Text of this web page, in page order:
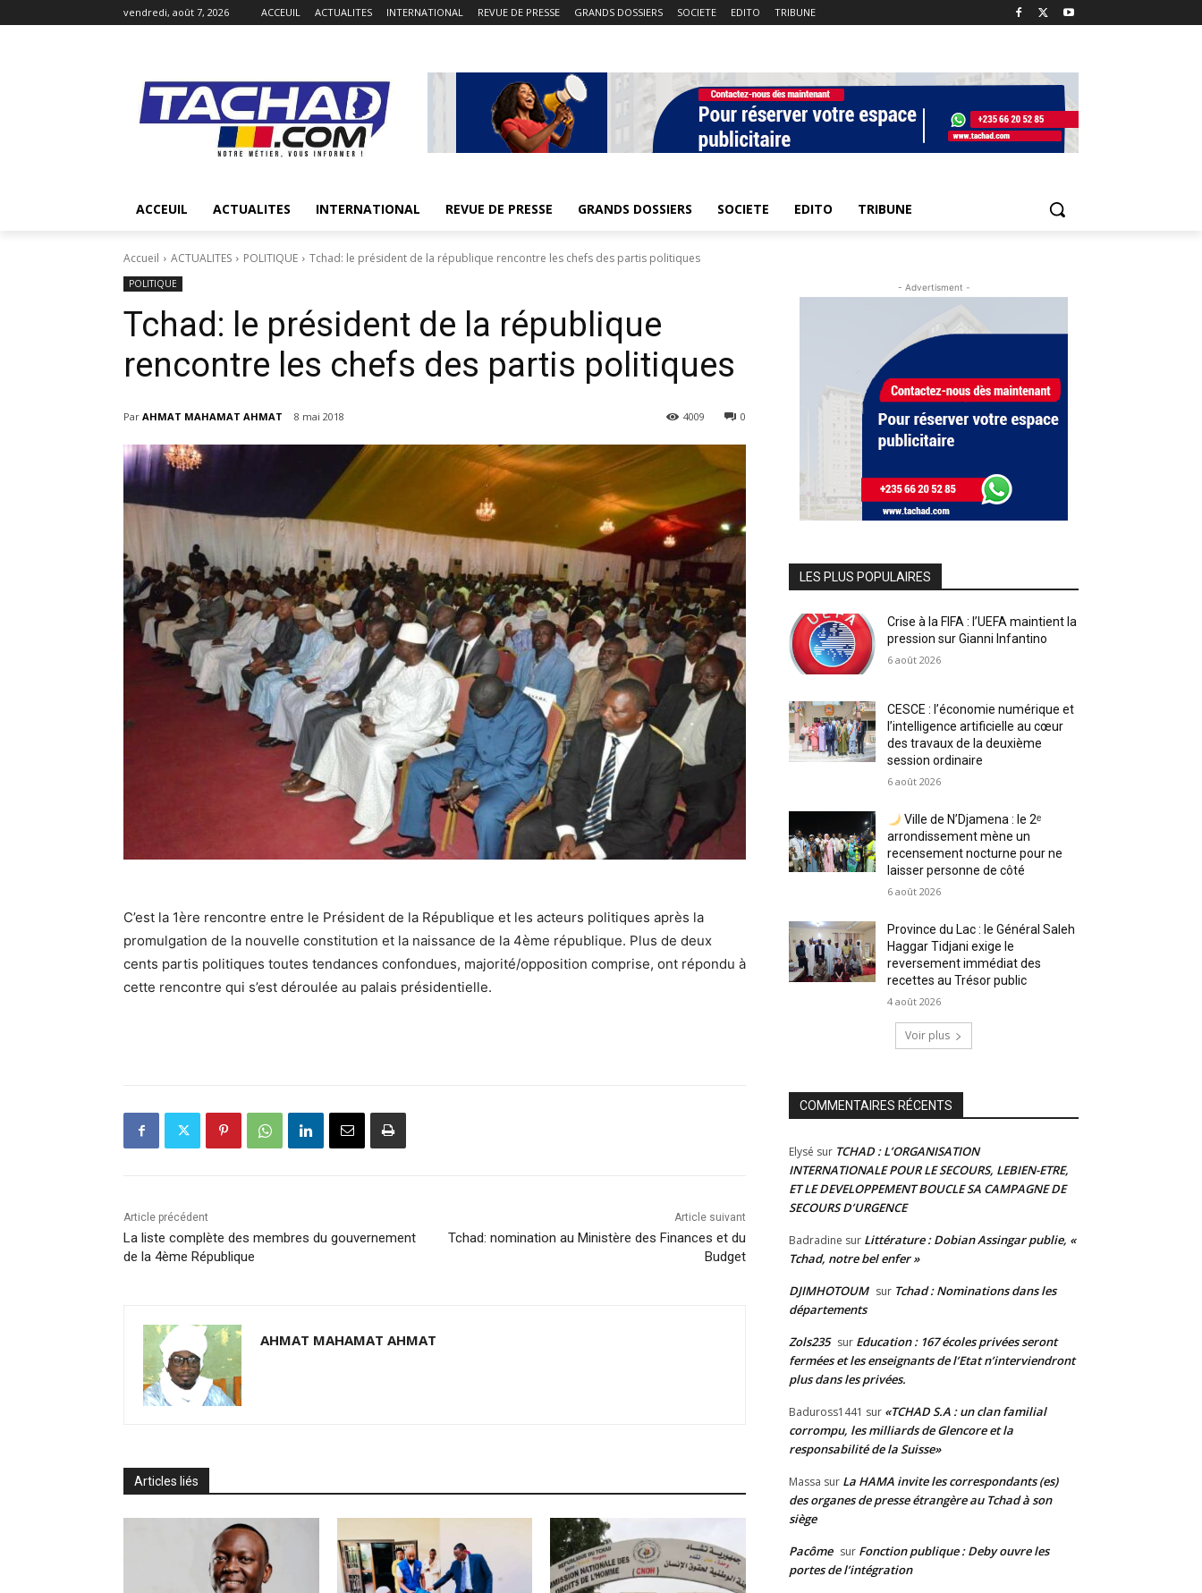
vendredi, août 7, 2026 ACCEUIL ACTUALITES INTERNATIONAL REVUE DE PRESSE GRANDS DOSSIERS SOCIETE EDITO TRIBUNE
ACCEUIL ACTUALITES INTERNATIONAL REVUE DE PRESSE GRANDS DOSSIERS SOCIETE EDITO TRIBUNE
Accueil ACTUALITES POLITIQUE Tchad: le président de la république rencontre les chefs des partis politiques
POLITIQUE
Tchad: le président de la république
rencontre les chefs des partis politiques
Par AHMAT MAHAMAT AHMAT 8 mai 2018 0
4009
C’est la 1ère rencontre entre le Président de la République et les acteurs politiques après la
promulgation de la nouvelle constitution et la naissance de la 4ème république. Plus de deux
cents partis politiques toutes tendances confondues, majorité/opposition comprise, ont répondu à
cette rencontre qui s’est déroulée au palais présidentielle.
Article précédent
La liste complète des membres du gouvernement
de la 4ème République
Article suivant
Tchad: nomination au Ministère des Finances et du
Budget
AHMAT MAHAMAT AHMAT
Articles liés
- Advertisment -
LES PLUS POPULAIRES
Crise à la FIFA : l’UEFA maintient la
pression sur Gianni Infantino
6 août 2026
CESCE : l’économie numérique et
l’intelligence artificielle au cœur
des travaux de la deuxième
session ordinaire
6 août 2026
Ville de N’Djamena : le 2ᵉ
arrondissement mène un
recensement nocturne pour ne
laisser personne de côté
6 août 2026
Province du Lac : le Général Saleh
Haggar Tidjani exige le
reversement immédiat des
recettes au Trésor public
4 août 2026
Voir plus
COMMENTAIRES RÉCENTS
Elysé sur TCHAD : L’ORGANISATION
INTERNATIONALE POUR LE SECOURS, LEBIEN-ETRE,
ET LE DEVELOPPEMENT BOUCLE SA CAMPAGNE DE
SECOURS D’URGENCE
Badradine sur Littérature : Dobian Assingar publie, «
Tchad, notre bel enfer »
DJIMHOTOUM sur Tchad : Nominations dans les
départements
Zols235 sur Education : 167 écoles privées seront
fermées et les enseignants de l’Etat n’interviendront
plus dans les privées.
Baduross1441 sur «TCHAD S.A : un clan familial
corrompu, les milliards de Glencore et la
responsabilité de la Suisse»
Massa sur La HAMA invite les correspondants (es)
des organes de presse étrangère au Tchad à son
siège
Pacôme sur Fonction publique : Deby ouvre les
portes de l’intégration